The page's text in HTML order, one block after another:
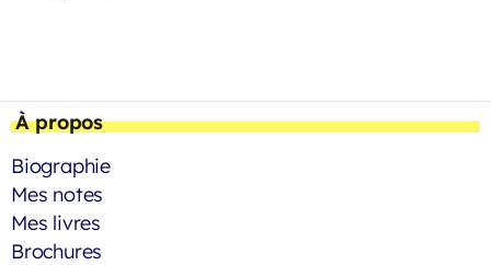
À propos
Biographie
Mes notes
Mes livres
Brochures